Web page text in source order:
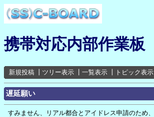
携帯対応内部作業板
新規投稿 ツリー表示 一覧表示 トピック表示
遅延願い
すみません、リアル都合とアイドレス申請のため、